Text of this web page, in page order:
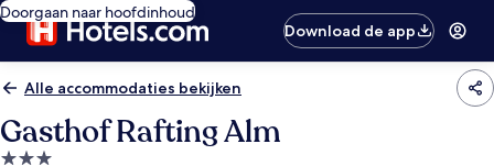
Doorgaan naar hoofdinhoud
Download de app
Alle accommodaties bekijken
Gasthof Rafting Alm
3.0-